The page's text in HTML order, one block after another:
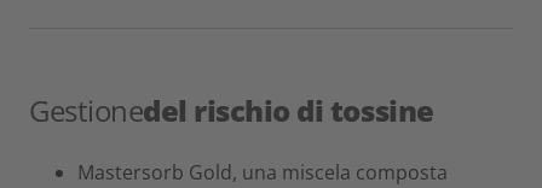
Gestionedel rischio di tossine
Mastersorb Gold, una miscela composta